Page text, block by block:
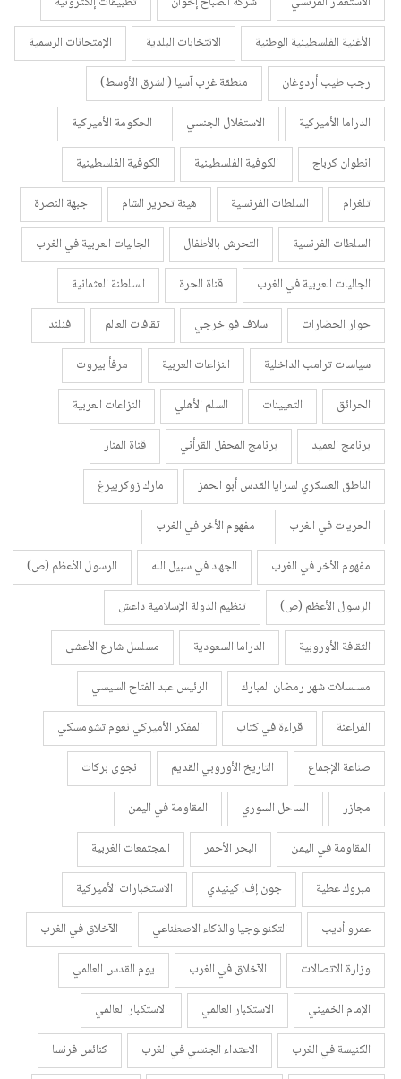
الأغنية الفلسطينية الوطنية
الانتخابات البلدية
الإمتحانات الرسمية
رجب طيب أردوغان
منطقة غرب آسيا (الشرق الأوسط)
الدراما الأميركية
الاستغلال الجنسي
الحكومة الأميركية
انطوان كرباج
الكوفية الفلسطينية
الكوفية الفلسطينية
تلغرام
السلطات الفرنسية هيئة تحرير الشام
جبهة النصرة
السلطات الفرنسية
التحرش بالأطفال
الجاليات العربية في الغرب
الجاليات العربية في الغرب
قناة الحرة
السلطنة العثمانية
حوار الحضارات
سلاف فواخرجي ثقافات العالم
فنلندا
سياسات ترامب الداخلية
النزاعات العربية
مرفأ بيروت
الحرائق
التعيينات السلم الأهلي
النزاعات العربية
برنامج العميد
برنامج المحفل القرأني
قناة المنار
الناطق العسكري لسرايا القدس أبو الحمز
مارك زوكربيرغ
الحريات في الغرب
مفهوم الأخر في الغرب
مفهوم الأخر في الغرب
الجهاد في سبيل الله
الرسول الأعظم (ص)
الرسول الأعظم (ص)
تنظيم الدولة الإسلامية داعش
الثقافة الأوروبية
الدراما السعودية
مسلسل شارع الأعشى
مسلسلات شهر رمضان المبارك
الرئيس عبد الفتاح السيسي
الفراعنة
قراءة في كتاب
المفكر الأميركي نعوم تشومسكي
صناعة الإجماع
التاريخ الأوروبي القديم
نجوى بركات
مجازر
الساحل السوري
المقاومة في اليمن
المقاومة في اليمن
البحر الأحمر
المجتمعات الغربية
مبروك عطية
جون إف. كينيدي
الاستخبارات الأميركية
عمرو أديب
التكنولوجيا والذكاء الاصطناعي
الآخلاق في الغرب
وزارة الاتصالات
الآخلاق في الغرب
يوم القدس العالمي
الإمام الخميني
الاستكبار العالمي
الاستكبار العالمي
الكنيسة في الغرب
الاعتداء الجنسي في الغرب
كنائس فرنسا